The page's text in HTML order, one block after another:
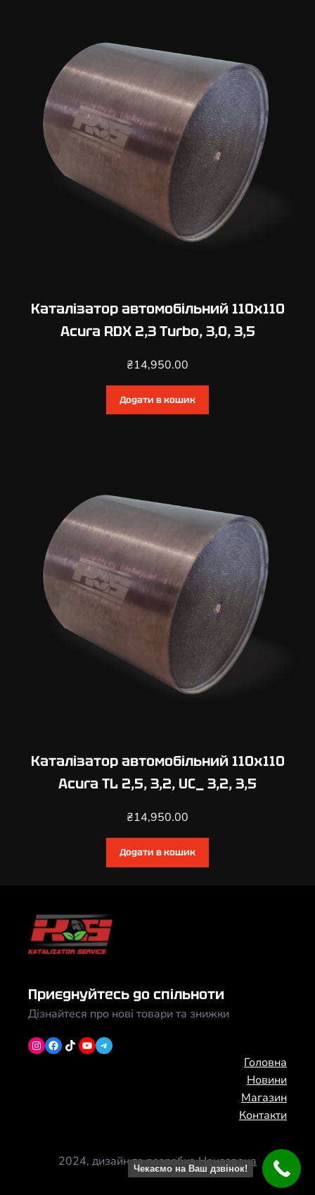
Каталізатор автомобільний 110х110
Acura RDX 2,3 Turbo, 3,0, 3,5
₴14,950.00
Додати в кошик
Каталізатор автомобільний 110х110
Acura TL 2,5, 3,2, UC_ 3,2, 3,5
₴14,950.00
Додати в кошик
Приєднуйтесь до спільноти
Дізнайтеся про нові товари та знижки
Instagram Facebook TikTok YouTube
Telegram
Головна
Новини
Магазин
Контакти
2024, дизайн та розробкаНеназвана
Чекаємо на Ваш дзвінок!